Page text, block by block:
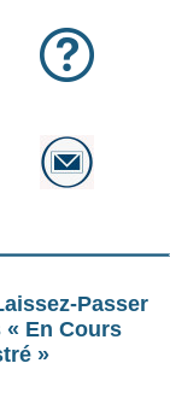
Passer
En Cours
»